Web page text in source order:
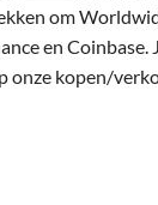
om
en Coinbase.
onze kopen/